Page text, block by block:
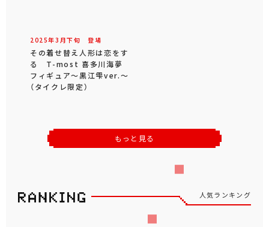
2025年3 月下旬 登場
その着せ替え人形は恋をす
る T-most 喜多川海夢
フィギュア～黒江雫ver.～
（タイクレ限定）
もっと見る
人気ランキング